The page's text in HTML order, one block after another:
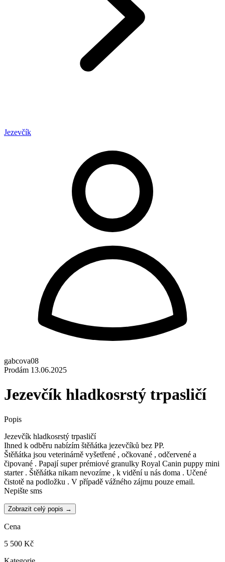
Jezevčík
gabcova08
Prodám 13.06.2025
Jezevčík hladkosrstý trpasličí
Popis
Jezevčík hladkosrstý trpasličí
Ihned k odběru nabízím štěňátka jezevčíků bez PP.
Štěňátka jsou veterinárně vyšetřené , očkované , odčervené a
čipované . Papají super prémiové granulky Royal Canin puppy mini
starter . Štěňátka nikam nevozíme , k vidění u nás doma . Učené
čistotě na podložku . V případě vážného zájmu pouze email.
Nepište sms
Zobrazit celý popis →
Cena
5 500 Kč